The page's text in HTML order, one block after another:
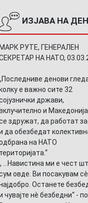
ИЗЈАВА НА
РУТЕ, ГЕНЕРАЛЕН
НА НАТО,
денови
е важно сите 32
држави,
и
здружат, да работат
да обезбедат
на НАТО
територијата.“
...Навистина ми е чест
овде. Ви посакувам сè
Останете
чувајте нè безбедни“ -